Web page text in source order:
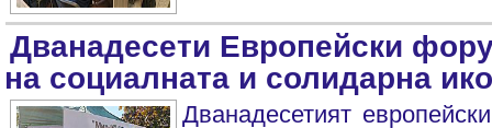
Дванадесети Европейски
на социалната и солидарна
Дванадесетият